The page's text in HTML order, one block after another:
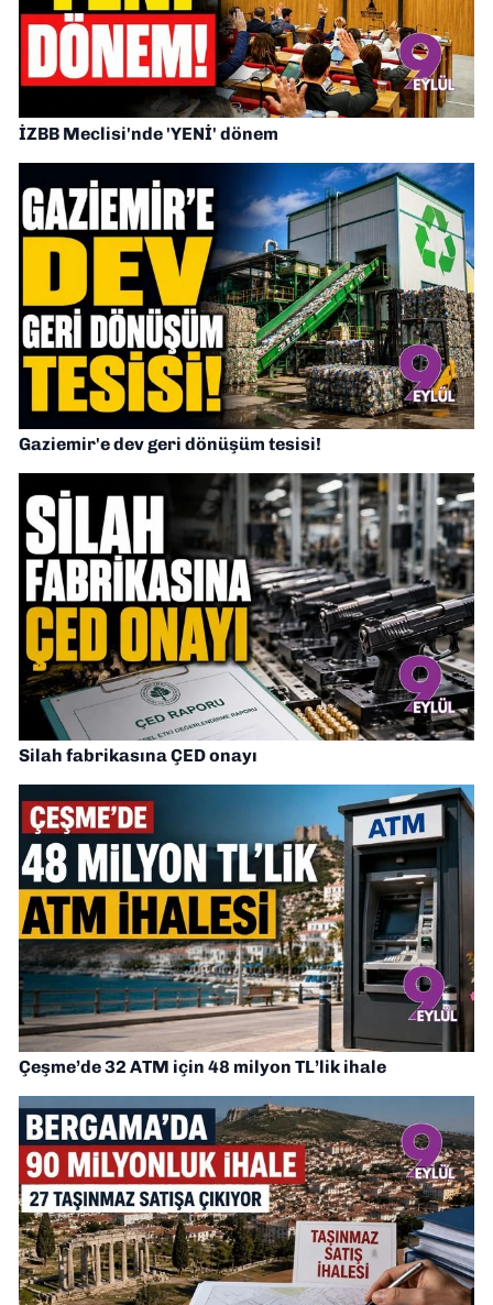
İZBB Meclisi'nde 'YENİ' dönem
Gaziemir'e dev geri dönüşüm tesisi!
Silah fabrikasına ÇED onayı
Çeşme’de 32 ATM için 48 milyon TL’lik ihale